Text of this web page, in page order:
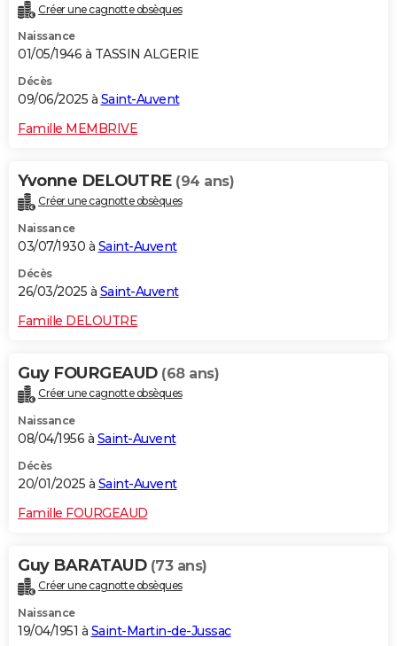
Créer une cagnotte obsèques
Naissance
01/05/1946 à TASSIN ALGERIE
Décès
09/06/2025 à Saint-Auvent
Famille MEMBRIVE
Yvonne DELOUTRE (94 ans)
Créer une cagnotte obsèques
Naissance
03/07/1930 à Saint-Auvent
Décès
26/03/2025 à Saint-Auvent
Famille DELOUTRE
Guy FOURGEAUD (68 ans)
Créer une cagnotte obsèques
Naissance
08/04/1956 à Saint-Auvent
Décès
20/01/2025 à Saint-Auvent
Famille FOURGEAUD
Guy BARATAUD (73 ans)
Créer une cagnotte obsèques
Naissance
19/04/1951 à Saint-Martin-de-Jussac